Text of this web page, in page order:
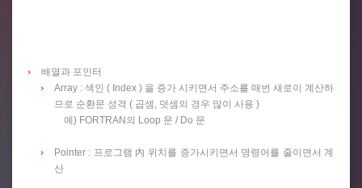
배열과 포인터
Array : 색인 ( Index ) 을 증가 시키면서 주소를 매번 새로이 계산하
므로 순환문 성격 ( 곱셈, 덧셈의 경우 많이 사용 )
예) FORTRAN의 Loop 문 / Do 문
Pointer : 프로그램 內 위치를 증가시키면서 명령어를 줄이면서 계
산